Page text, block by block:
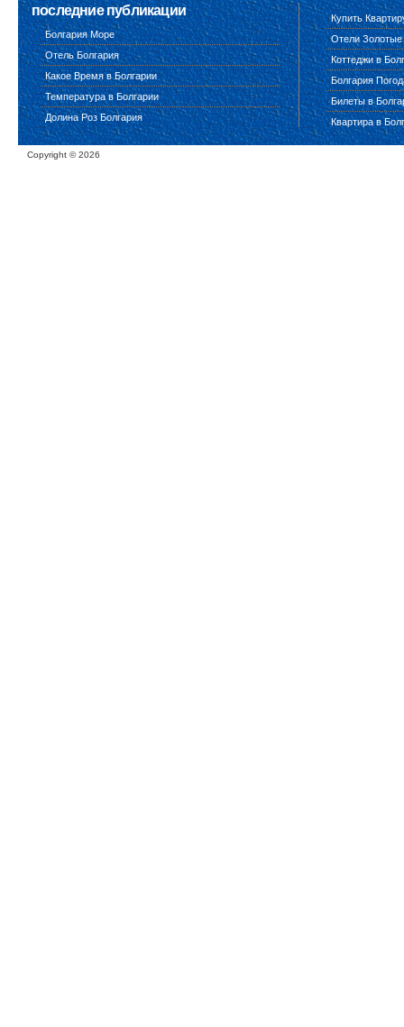
последние публикации
Болгария Море
Отель Болгария
Какое Время в Болгарии
Температура в Болгарии
Долина Роз Болгария
Купить
Отели Золотые
Коттеджи в
Болгария
Билеты в
Квартира в
Copyright ©2026